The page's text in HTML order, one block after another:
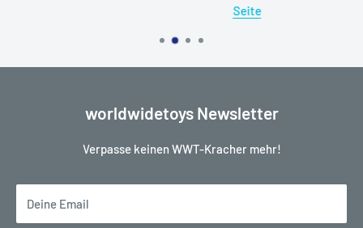
worldwidetoys Newsletter
Verpasse keinen WWT-Kracher mehr!
Deine Email